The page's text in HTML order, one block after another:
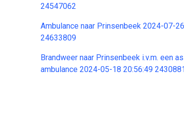
24547062
Ambulance naar Prinsenbeek 2024-07-
24633809
Brandweer naar Prinsenbeek i.v.m. een
ambulance 2024-05-18 20:56:49